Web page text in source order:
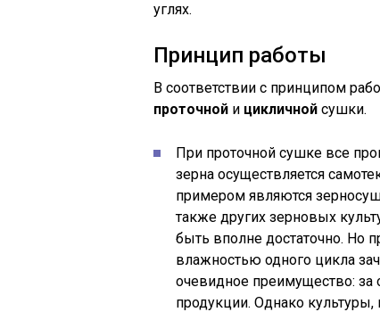
углях.
Принцип работы
В соответствии с принципом
проточной и цикличной сушки.
При проточной сушке все
зерна осуществляется
примером являются
также других зерновых
быть вполне достаточно. Но
влажностью одного цикла
очевидное преимущество:
продукции. Однако